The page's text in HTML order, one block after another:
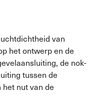
van
het ontwerp en de
de nok-
tussen de
nut van de